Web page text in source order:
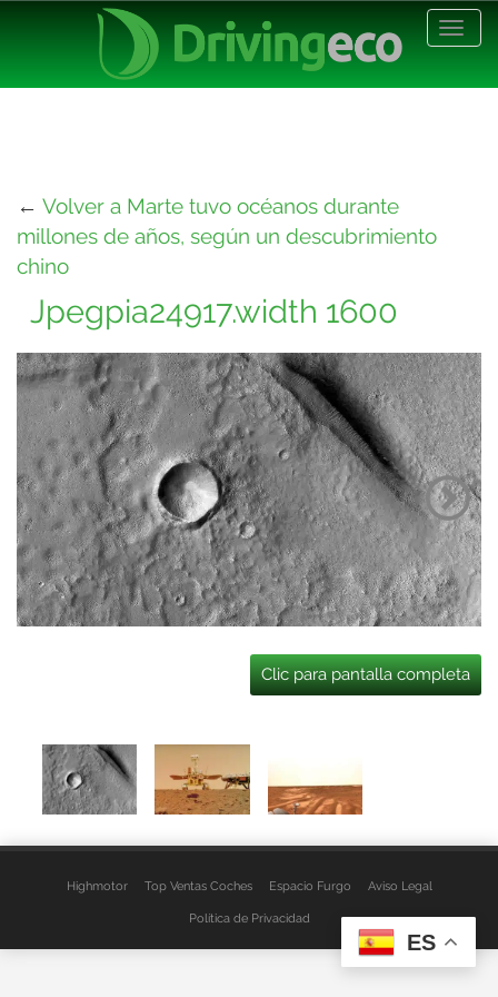
← Volver a Marte tuvo océanos durante
millones de años, según un descubrimiento
chino
Jpegpia24917.width 1600
Clic para pantalla completa
Highmotor Top Ventas Coches Espacio Furgo Aviso Legal
Política de Privacidad
ES